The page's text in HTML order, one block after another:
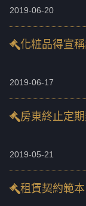
2019-06-20
化粧品得宣
2019-06-17
房東終止定
2019-05-21
租賃契約範本